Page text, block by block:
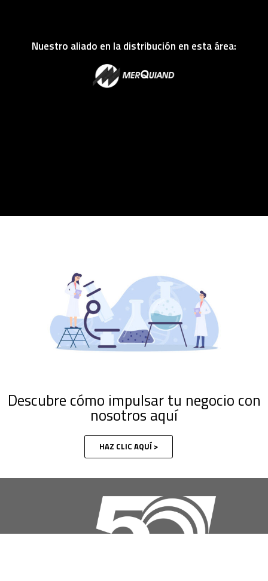
Nuestro aliado en la distribución en esta área:
Descubre cómo impulsar tu negocio con
nosotros aquí
HAZ CLIC AQUÍ >